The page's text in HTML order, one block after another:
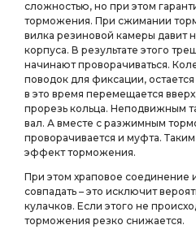
сложностью, но при этом
торможения. При сжимании
вилка резиновой камеры давит
корпуса. В результате этого
начинают проворачиваться.
поводок для фиксации,
в это время перемещается
прорезь кольца. Неподвижным
вал. А вместе с разжимным
проворачивается и муфта.
эффект торможения.
При этом храповое соединение
совпадать – это исключит
кулачков. Если этого не
торможения резко снижается.